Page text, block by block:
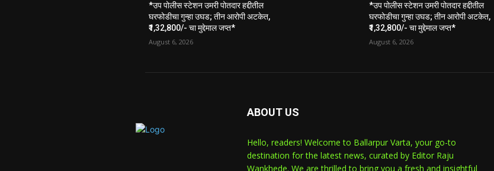
*उप पोलीस स्टेशन उमरी पोतदार हद्दीतील
घरफोडीचा गुन्हा उघड; तीन आरोपी अटकेत,
₹1,32,800/- चा मुद्देमाल जप्त*
August 6, 2026
*उप पोलीस स्टेशन उमरी पोतदार हद्दीतील
घरफोडीचा गुन्हा उघड; तीन आरोपी अटकेत,
₹1,32,800/- चा मुद्देमाल जप्त*
August 6, 2026
ABOUT US
Hello, readers! Welcome to Ballarpur Varta, your go-to
destination for the latest news, curated by Editor Raju
Wankhede. We are thrilled to bring you a fresh and insightful